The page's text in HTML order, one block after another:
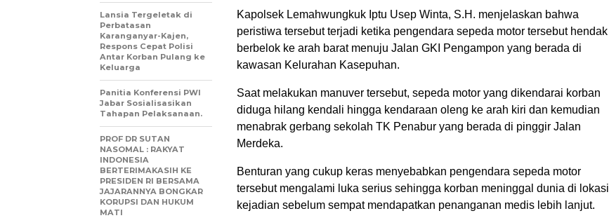
Kapolsek Lemahwungkuk Iptu Usep Winta, S.H. menjelaskan bahwa
peristiwa tersebut terjadi ketika pengendara sepeda motor tersebut hendak
berbelok ke arah barat menuju Jalan GKI Pengampon yang berada di
kawasan Kelurahan Kasepuhan.
Saat melakukan manuver tersebut, sepeda motor yang dikendarai korban
diduga hilang kendali hingga kendaraan oleng ke arah kiri dan kemudian
menabrak gerbang sekolah TK Penabur yang berada di pinggir Jalan
Merdeka.
Benturan yang cukup keras menyebabkan pengendara sepeda motor
tersebut mengalami luka serius sehingga korban meninggal dunia di lokasi
kejadian sebelum sempat mendapatkan penanganan medis lebih lanjut.
Lansia Tergeletak di
Perbatasan
Karanganyar-Kajen,
Respons Cepat Polisi
Antar Korban Pulang ke
Keluarga
Panitia Konferensi PWI
Jabar Sosialisasikan
Tahapan Pelaksanaan.
PROF DR SUTAN
NASOMAL : RAKYAT
INDONESIA
BERTERIMAKASIH KE
PRESIDEN RI BERSAMA
JAJARANNYA BONGKAR
KORUPSI DAN HUKUM
MATI